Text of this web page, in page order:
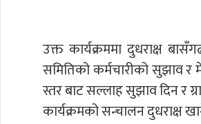
उक्त कार्यक्रममा दुधराक्ष
समितिको कर्मचारीको सुझाव
स्तर बाट सल्लाह सुझाव दिन र
कार्यक्रमको सन्चालन दुधराक्ष